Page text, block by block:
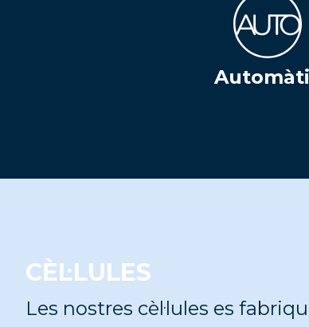
CÈL·LULES
Les nostres cèl·lules es